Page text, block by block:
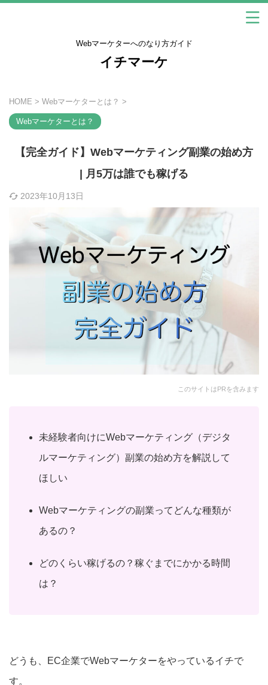
Webマーケターへのなり方ガイド
イチマーケ
HOME > Webマーケターとは？ >
Webマーケターとは？
【完全ガイド】Webマーケティング副業の始め方
| 月5万は誰でも稼げる
2023年10月13日
このサイトはPRを含みます
未経験者向けにWebマーケティング（デジタ
ルマーケティング）副業の始め方を解説して
ほしい
Webマーケティングの副業ってどんな種類が
あるの？
どのくらい稼げるの？稼ぐまでにかかる時間
は？
どうも、EC企業でWebマーケターをやっているイチで
す。